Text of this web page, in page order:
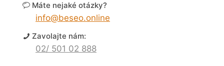
Máte nejaké otázky?
info@beseo.online
Zavolajte nám:
02/ 501 02 888